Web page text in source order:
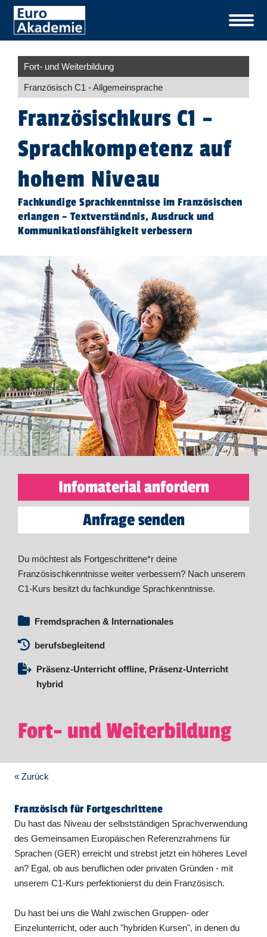
Fort- und Weiterbildung
Französisch C1 - Allgemeinsprache
​Französischkurs C1 –
Sprachkompetenz auf
hohem Niveau
Fachkundige Sprachkenntnisse im Französischen
erlangen – Textverständnis, Ausdruck und
Kommunikationsfähigkeit verbessern
Infomaterial anfordern
Anfrage senden
Du möchtest als Fortgeschrittene*r deine
Französischkenntnisse weiter verbessern? Nach unserem
C1-Kurs besitzt du fachkundige Sprachkenntnisse.
Fremdsprachen & Internationales
berufsbegleitend
Präsenz-Unterricht offline, Präsenz-Unterricht
hybrid
Fort- und Weiterbildung
« Zurück
Französisch für Fortgeschrittene
Du hast das Niveau der selbstständigen Sprachverwendung
des Gemeinsamen Europäischen Referenzrahmens für
Sprachen (GER) erreicht und strebst jetzt ein höheres Level
an? Egal, ob aus beruflichen oder privaten Gründen - mit
unserem C1-Kurs perfektionierst du dein Französisch.
Du hast bei uns die Wahl zwischen Gruppen- oder
Einzelunterricht, oder auch "hybriden Kursen", in denen du